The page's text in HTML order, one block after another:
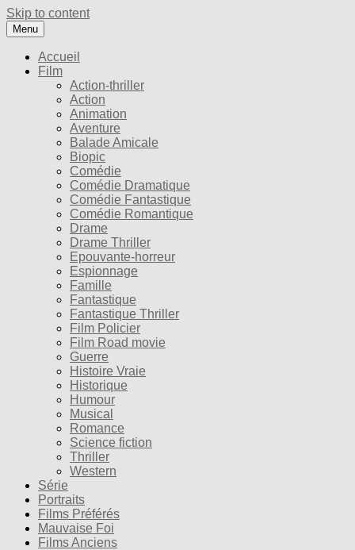
Skip to content
Menu
Accueil
Film
Action-thriller
Action
Animation
Aventure
Balade Amicale
Biopic
Comédie
Comédie Dramatique
Comédie Fantastique
Comédie Romantique
Drame
Drame Thriller
Epouvante-horreur
Espionnage
Famille
Fantastique
Fantastique Thriller
Film Policier
Film Road movie
Guerre
Histoire Vraie
Historique
Humour
Musical
Romance
Science fiction
Thriller
Western
Série
Portraits
Films Préférés
Mauvaise Foi
Films Anciens